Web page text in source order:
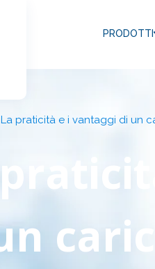
PRODOTTI
La praticità e i vantaggi di un